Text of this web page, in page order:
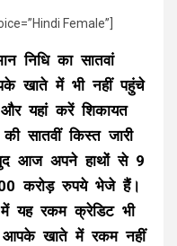
Female”]
निधि का सातवां
खाते में भी नहीं पहुंचे
यहां करें शिकायत
सातवीं किस्त जारी
आज अपने हाथों से 9
करोड़ रुपये भेजे हैं।
यह रकम क्रेडिट भी
खाते में रकम नहीं